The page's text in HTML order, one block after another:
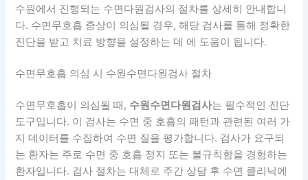
수원에서 진행되는 수면다원검사의 절차를 상세히 안내합니
다. 수면무호흡 증상이 의심될 경우, 해당 검사를 통해 정확한
진단을 받고 치료 방향을 설정하는 데 에 도움이 됩니다.
수면무호흡 의심 시 수원수면다원검사 절차
수면무호흡이 의심될 때, 수원수면다원검사는 필수적인 진단
도구입니다. 이 검사는 수면 중 호흡의 패턴과 관련된 여러 가
지 데이터를 수집하여 수면 질을 평가합니다. 검사가 요구되
는 환자는 주로 수면 중 호흡 정지 또는 불규칙함을 경험하는
환자입니다. 검사 절차는 대체로 주간 상담 후 수면 클리닉에